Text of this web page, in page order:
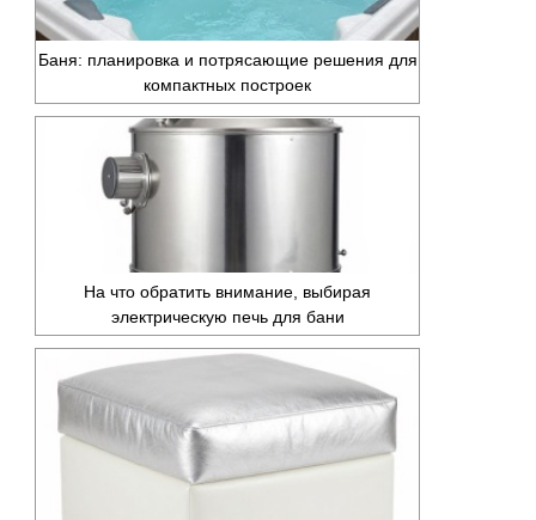
Баня: планировка и потрясающие решения для
компактных построек
На что обратить внимание, выбирая
электрическую печь для бани